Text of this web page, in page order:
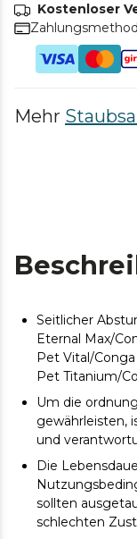
Kostenloser
Mehr
Seitlicher
Eternal Max/
Pet Vital/
Pet Titanium/
Um die
gewährleisten,
und
Die
sollten
schlechten